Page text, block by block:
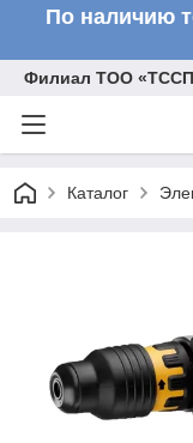
По наличию
Филиал ТОО «ТССП
Каталог